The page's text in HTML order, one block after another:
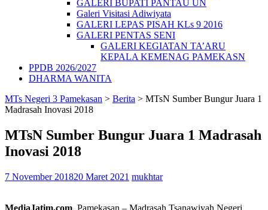
GALERI BUPATI PANTAU UN
Galeri Visitasi Adiwiyata
GALERI LEPAS PISAH KLs 9 2016
GALERI PENTAS SENI
GALERI KEGIATAN TA’ARU
KEPALA KEMENAG PAMEKASN
PPDB 2026/2027
DHARMA WANITA
MTs Negeri 3 Pamekasan > Berita > MTsN Sumber Bungur Juara 1
Madrasah Inovasi 2018
MTsN Sumber Bungur Juara 1 Madrasah
Inovasi 2018
7 November 201820 Maret 2021 mukhtar
MediaJatim.com, Pamekasan – Madrasah Tsanawiyah Negeri